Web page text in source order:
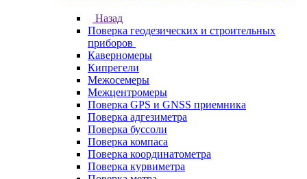
Назад
Поверка геодезических и строительных
приборов
Каверномеры
Кипрегели
Межосемеры
Межцентромеры
Поверка GPS и GNSS приемника
Поверка адгезиметра
Поверка буссоли
Поверка компаса
Поверка координатометра
Поверка курвиметра